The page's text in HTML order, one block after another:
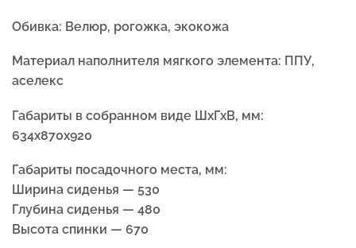
Обивка: Велюр, рогожка, экокожа
Материал наполнителя мягкого элемента: ППУ,
аселекс
Габариты в собранном виде ШхГхВ, мм:
634х870х920
Габариты посадочного места, мм:
Ширина сиденья — 530
Глубина сиденья — 480
Высота спинки — 670